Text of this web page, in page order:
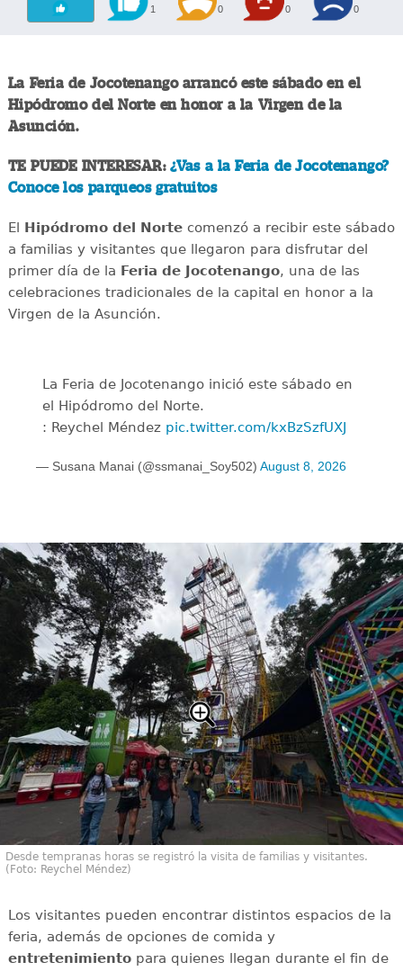
1 0 0 0
La Feria de Jocotenango arrancó este sábado en el
Hipódromo del Norte en honor a la Virgen de la
Asunción.
TE PUEDE INTERESAR:¿Vas a la Feria de Jocotenango?
Conoce los parqueos gratuitos
El Hipódromo del Nortecomenzó a recibir este sábado
a familias y visitantes que llegaron para disfrutar del
primer día de la Feria de Jocotenango, una de las
celebraciones tradicionales de la capital en honor a la
Virgen de la Asunción.
La Feria de Jocotenango inició este sábado en
el Hipódromo del Norte.
: Reychel Méndez pic.twitter.com/kxBzSzfUXJ
— Susana Manai (@ssmanai_Soy502) August 8, 2026
Desde tempranas horas se registró la visita de familias y visitantes.
(Foto: Reychel Méndez)
Los visitantes pueden encontrar distintos espacios de la
feria, además de opciones de comida y
entretenimientopara quienes llegan durante el fin de